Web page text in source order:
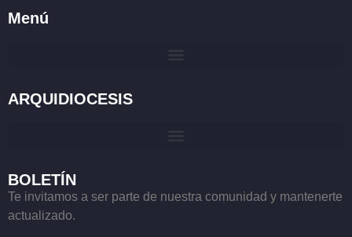
Menú
ARQUIDIOCESIS
BOLETÍN
Te invitamos a ser parte de nuestra comunidad y mantenerte
actualizado.